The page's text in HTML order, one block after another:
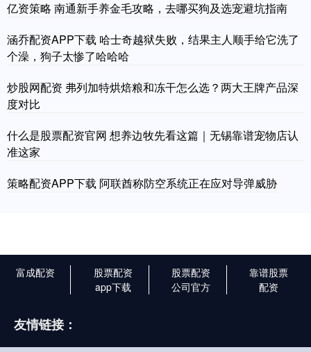
亿资策略 南通新手养金毛攻略，去哪买狗及选宠避坑指南
涵乔配资APP下载 哈士奇越狱失败，结果主人顺手给它洗了
个澡，狗子太惨了哈哈哈
炒股网配资 弗列加特烘焙粮和冻干怎么选？两大王牌产品深
度对比
什么是股票配资官网 想养边牧先看这篇｜无锡靠谱宠物店认
准这家
策略配资APP下载 阿联酋称防空系统正在应对导弹威胁
富成配资
股票配资
app下载
股票配资
公司官方
靠谱股票
配资
友情链接：